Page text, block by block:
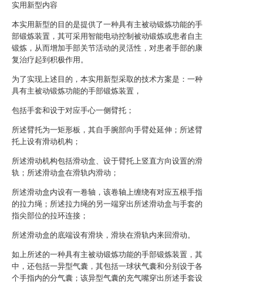
实用新型内容
本实用新型的目的是提供了一种具有主被动锻炼功能的手
部锻炼装置，其可采用智能电动控制被动锻炼或患者自主
锻炼，从而增加手部关节活动的灵活性，对患者手部的康
复治疗起到积极作用。
为了实现上述目的，本实用新型采取的技术方案是：一种
具有主被动锻炼功能的手部锻炼装置，
包括手套和设于对应手心一侧臂托；
所述臂托为一矩形板，其自手腕部向手臂处延伸；所述臂
托上设有滑动机构；
所述滑动机构包括滑动盒、设于臂托上竖直方向设置的滑
轨；所述滑动盒在滑轨内滑动；
所述滑动盒内设有一卷轴，该卷轴上缠绕有对应五根手指
的拉力绳；所述拉力绳的另一端穿出所述滑动盒与手套的
指尖部位的拉环连接；
所述滑动盒的底端设有滑块，滑块在滑轨内来回滑动。
如上所述的一种具有主被动锻炼功能的手部锻炼装置，其
中，还包括一异型气囊，其包括一球状气囊和分别设于各
个手指内的分气囊；该异型气囊的充气嘴穿出所述手套设